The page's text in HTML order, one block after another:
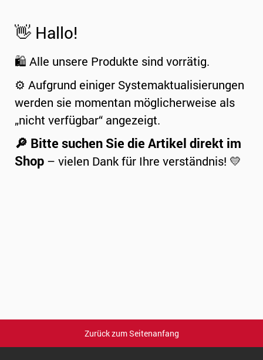
👋 Hallo!
🛍️ Alle unsere Produkte sind vorrätig.
⚙️ Aufgrund einiger Systemaktualisierungen
werden sie momentan möglicherweise als
„nicht verfügbar“ angezeigt.
🔎 Bitte suchen Sie die Artikel direkt im
Shop – vielen Dank für Ihre verständnis! 💛
Zurück zum Seitenanfang